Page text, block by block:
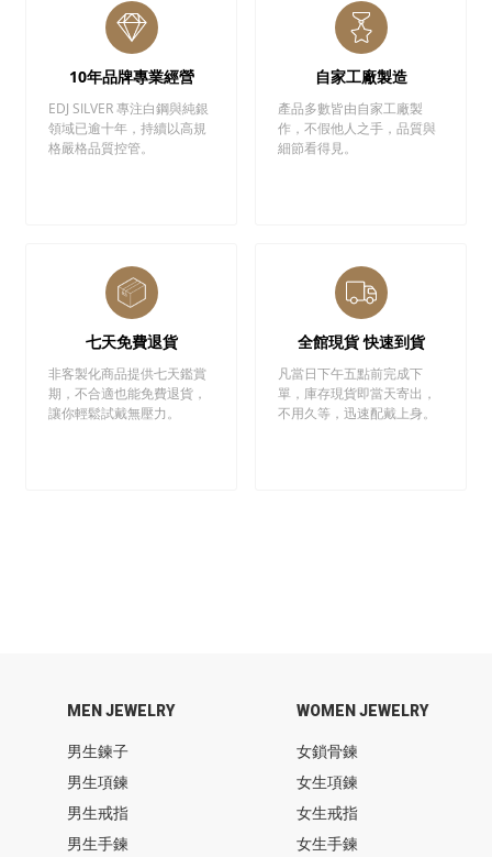
10年品牌專業經營
EDJ SILVER 專注白鋼與純銀
領域已逾十年，持續以高規
格嚴格品質控管。
自家工廠製造
產品多數皆由自家工廠製
作，不假他人之手，品質與
細節看得見。
七天免費退貨
非客製化商品提供七天鑑賞
期，不合適也能免費退貨，
讓你輕鬆試戴無壓力。
全館現貨 快速到貨
凡當日下午五點前完成下
單，庫存現貨即當天寄出，
不用久等，迅速配戴上身。
MEN JEWELRY
男生鍊子
男生項鍊
男生戒指
男生手鍊
WOMEN JEWELRY
女鎖骨鍊
女生項鍊
女生戒指
女生手鍊